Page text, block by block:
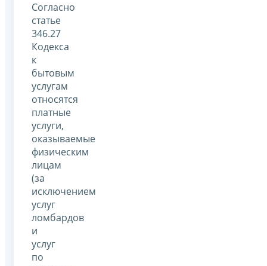
Согласно
статье
346.27
Кодекса
к
бытовым
услугам
относятся
платные
услуги,
оказываемые
физическим
лицам
(за
исключением
услуг
ломбардов
и
услуг
по